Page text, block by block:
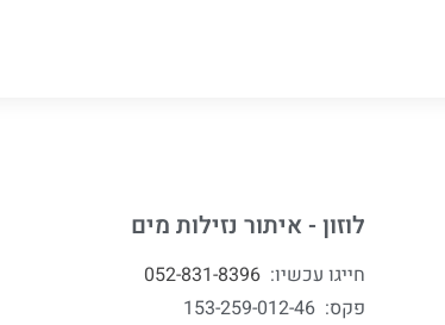
לוזון - איתור נזילות מים
חייגו עכשיו: 052-831-8396
פקס: 153-259-012-46